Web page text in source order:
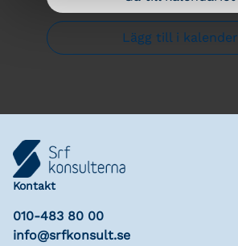
Lägg till i kalender
Kontakt
010-483 80 00
info@srfkonsult.se